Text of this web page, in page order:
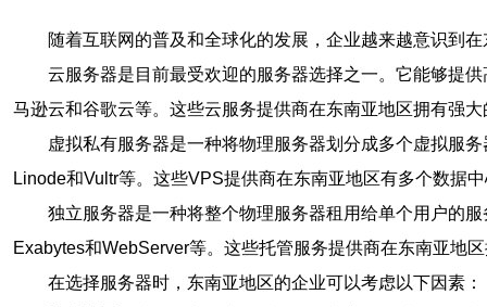
随着互联网的普及和全球化的发展，企业越来越意识到
云服务器是目前最受欢迎的服务器选择之一。它能够提
马逊云和谷歌云等。这些云服务提供商在东南亚地区拥有强
虚拟私有服务器是一种将物理服务器划分成多个虚拟服
Linode和Vultr等。这些VPS提供商在东南亚地区有多个数据
独立服务器是一种将整个物理服务器租用给单个用户的
Exabytes和WebServer等。这些托管服务提供商在东南亚地
在选择服务器时，东南亚地区的企业可以考虑以下因素：